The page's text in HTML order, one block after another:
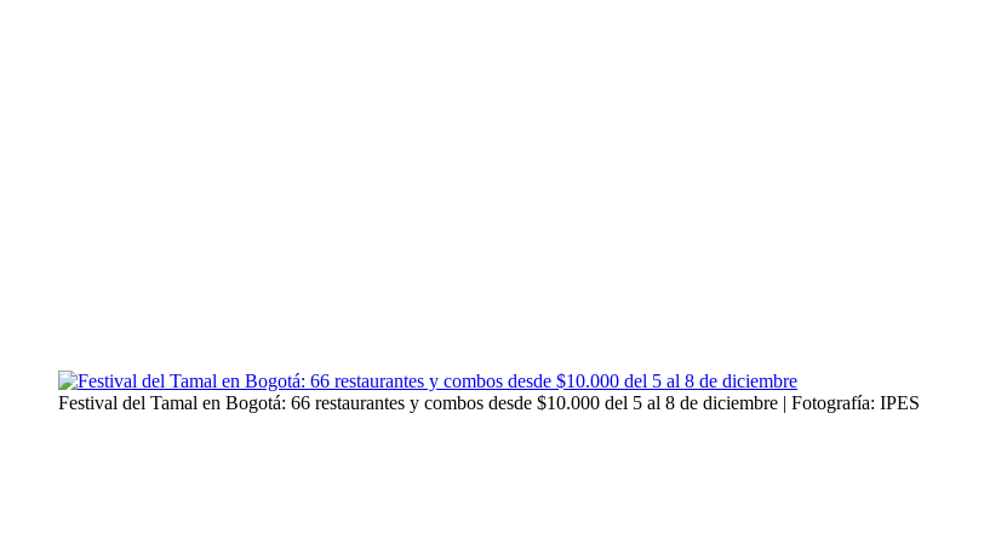
Festival del Tamal en Bogotá: 66 restaurantes y combos desde $10.000 del 5 al 8 de diciembre | Fotografía: IPES